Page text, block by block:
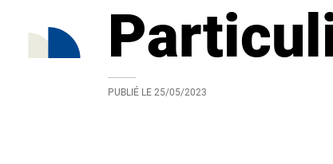
PUBLIÉ LE 25/05/2023